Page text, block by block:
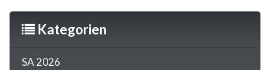
Kategorien
SA 2026